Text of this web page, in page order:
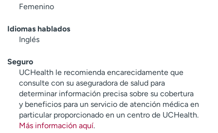
Femenino
Idiomas hablados
Inglés
Seguro
UCHealth le recomienda encarecidamente que
consulte con su aseguradora de salud para
determinar información precisa sobre su cobertura
y beneficios para un servicio de atención médica en
particular proporcionado en un centro de UCHealth.
Más información aquí.